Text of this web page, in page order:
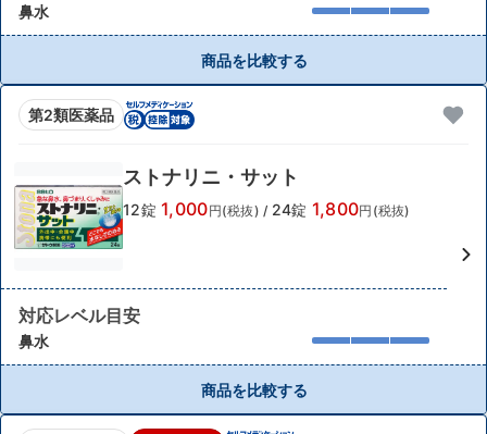
鼻水
商品を比較する
第2類医薬品
ストナリニ・サット
12錠 1,000円(税抜) / 24錠 1,800円(税抜)
対応レベル目安
鼻水
商品を比較する